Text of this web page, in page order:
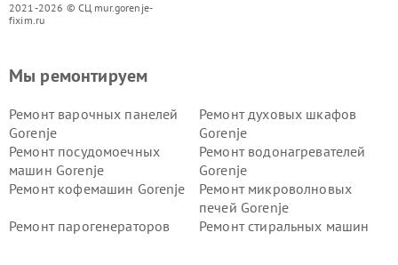
2021-2026 © СЦ mur.gorenje-
fixim.ru
Мы ремонтируем
Ремонт варочных панелей
Gorenje
Ремонт духовых шкафов
Gorenje
Ремонт посудомоечных
машин Gorenje
Ремонт водонагревателей
Gorenje
Ремонт кофемашин Gorenje
Ремонт микроволновых
печей Gorenje
Ремонт парогенераторов
Ремонт стиральных машин